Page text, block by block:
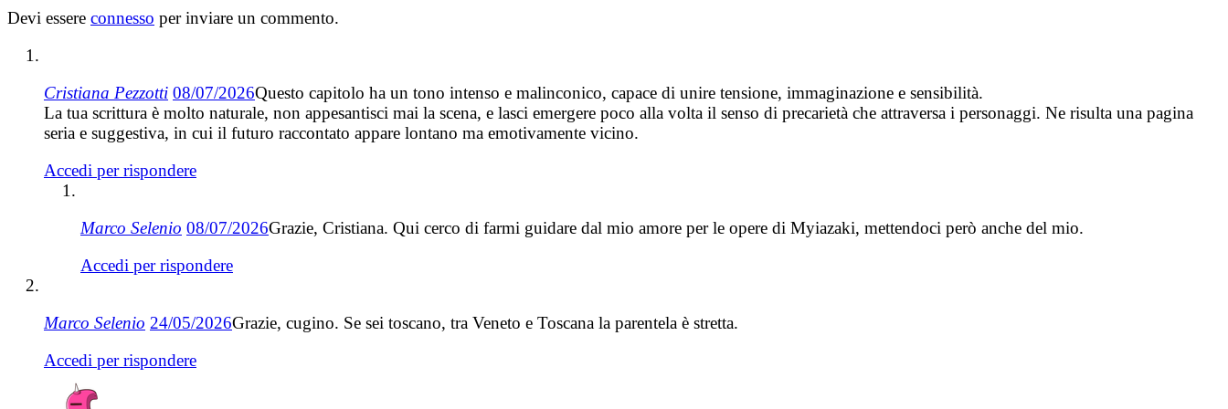
Devi essere connesso per inviare un commento.
Cristiana Pezzotti 08/07/2026Questo capitolo ha un tono intenso e malinconico, capace di unire tensione, immaginazione e sensibilità.
La tua scrittura è molto naturale, non appesantisci mai la scena, e lasci emergere poco alla volta il senso di precarietà che attraversa i personaggi. Ne risulta una pagina
seria e suggestiva, in cui il futuro raccontato appare lontano ma emotivamente vicino.
Accedi per rispondere
Marco Selenio 08/07/2026Grazie, Cristiana. Qui cerco di farmi guidare dal mio amore per le opere di Myiazaki, mettendoci però anche del mio.
Accedi per rispondere
Marco Selenio 24/05/2026Grazie, cugino. Se sei toscano, tra Veneto e Toscana la parentela è stretta.
Accedi per rispondere